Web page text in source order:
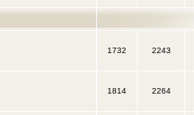
1732 2243
1814 2264